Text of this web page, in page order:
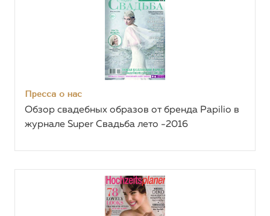
Пресса о нас
Обзор свадебных образов от бренда Papilio в
журнале Super Свадьба лето -2016